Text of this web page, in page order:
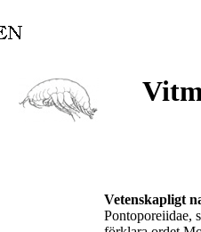
Vetenskapligt
Pontoporeiidae,